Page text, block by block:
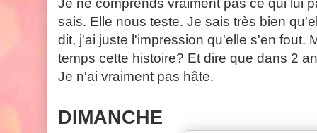
Je ne comprends vraiment pas ce qui lui
sais. Elle nous teste. Je sais très bien
dit, j'ai juste l'impression qu'elle s'en fout.
temps cette histoire? Et dire que dans 2
Je n'ai vraiment pas hâte.
DIMANCHE